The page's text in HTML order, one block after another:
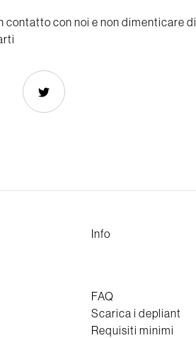
contatto con noi e non dimenticare di
Info
FAQ
Scarica i depliant
Requisiti minimi